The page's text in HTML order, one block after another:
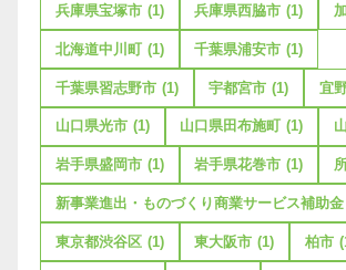
兵庫県宝塚市 (1) 兵庫県西脇市 (1)
北海道中川町 (1) 千葉県浦安市 (1)
千葉県習志野市 (1) 宇都宮市 (1) 宜
山口県光市 (1) 山口県田布施町 (1)
岩手県盛岡市 (1) 岩手県花巻市 (1)
新事業進出・ものづくり商業サービス補助金
東京都渋谷区 (1) 東大阪市 (1) 柏市